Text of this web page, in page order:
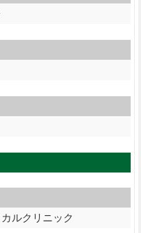
ルクリニック